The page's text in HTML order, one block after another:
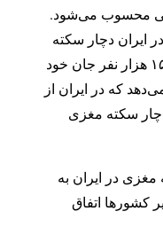
محسوب می‌شود.
۷۵۰ هزار نفر در ایران دچار سکته
مغزی می‌شوند که از این تعداد، ۱۵۰ هزار نفر جان خود
که در ایران از
۱۰۰ تا ۱۵۰ نفر دچار سکته مغزی
در ایران به
کشورها اتفاق